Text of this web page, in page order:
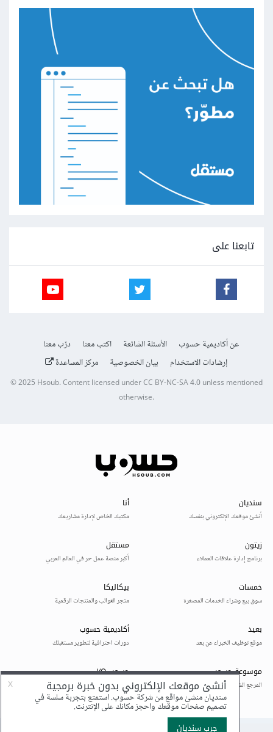
تابعنا على
عن أكاديمية حسوب الأسئلة الشائعة اكتب معنا
درّب معنا
إرشادات الاستخدام
بيان الخصوصية مركز المساعدة
© 2025Hsoub.Content licensed underCC BY-NC-SA 4.0unless mentioned
otherwise.